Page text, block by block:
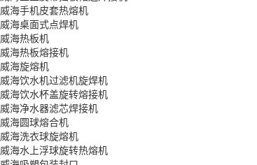
威海手机皮套热熔机
威海桌面式点焊机
威海热板机
威海热板熔接机
威海旋熔机
威海饮水机过滤机旋焊机
威海饮水杯盖旋转熔接机
威海净水器滤芯焊接机
威海圆球熔合机
威海洗衣球旋熔机
威海水上浮球旋转热熔机